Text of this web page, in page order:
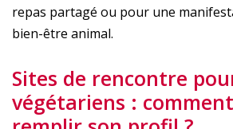
repas partagé ou pour une
bien-être animal.
Sites de rencontre
végétariens :